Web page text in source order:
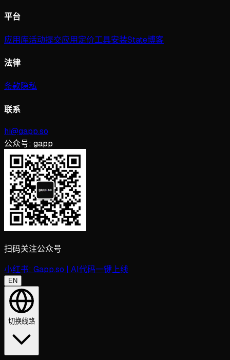
平台
应用库活动提交应用定价工具安装State博客
法律
条款隐私
联系
hi@gapp.so
公众号: gapp
扫码关注公众号
小红书: Gapp.so | AI代码一键上线
EN
切换线路